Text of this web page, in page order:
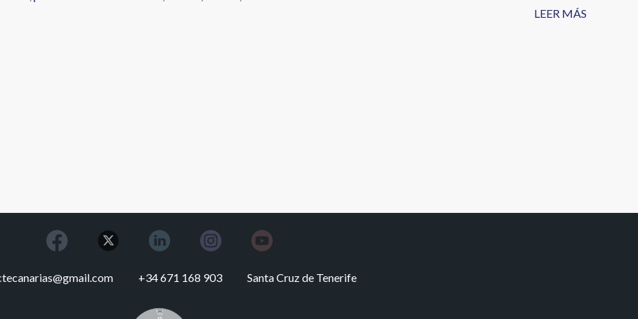
LEER MÁS
+34 671 168 903 Santa Cruz de Tenerife
Image